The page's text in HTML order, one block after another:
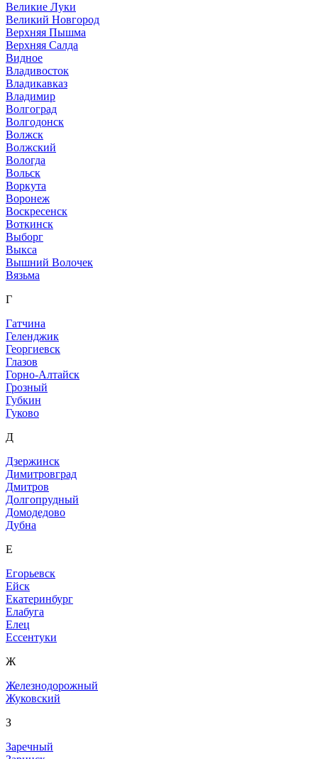
Великие Луки
Великий Новгород
Верхняя Пышма
Верхняя Салда
Видное
Владивосток
Владикавказ
Владимир
Волгоград
Волгодонск
Волжск
Волжский
Вологда
Вольск
Воркута
Воронеж
Воскресенск
Воткинск
Выборг
Выкса
Вышний Волочек
Вязьма
Г
Гатчина
Геленджик
Георгиевск
Глазов
Горно-Алтайск
Грозный
Губкин
Гуково
Д
Дзержинск
Димитровград
Дмитров
Долгопрудный
Домодедово
Дубна
Е
Егорьевск
Ейск
Екатеринбург
Елабуга
Елец
Ессентуки
Ж
Железнодорожный
Жуковский
З
Заречный